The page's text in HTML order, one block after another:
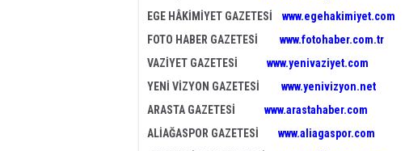
EGE HÂKİMİYET GAZETESİ
www.egehakimiyet.com
FOTO HABER GAZETESİ
www.fotohaber.com.tr
VAZİYET GAZETESİ www.yenivaziyet.com
YENİ VİZYON GAZETESİ
www.yenivizyon.net
ARASTA GAZETESİ www.arastahaber.com
ALİAĞASPOR GAZETESİ
www.aliagaspor.com